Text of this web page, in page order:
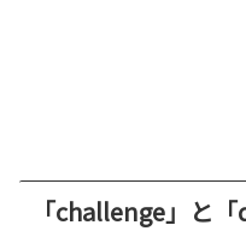
「challenge」と